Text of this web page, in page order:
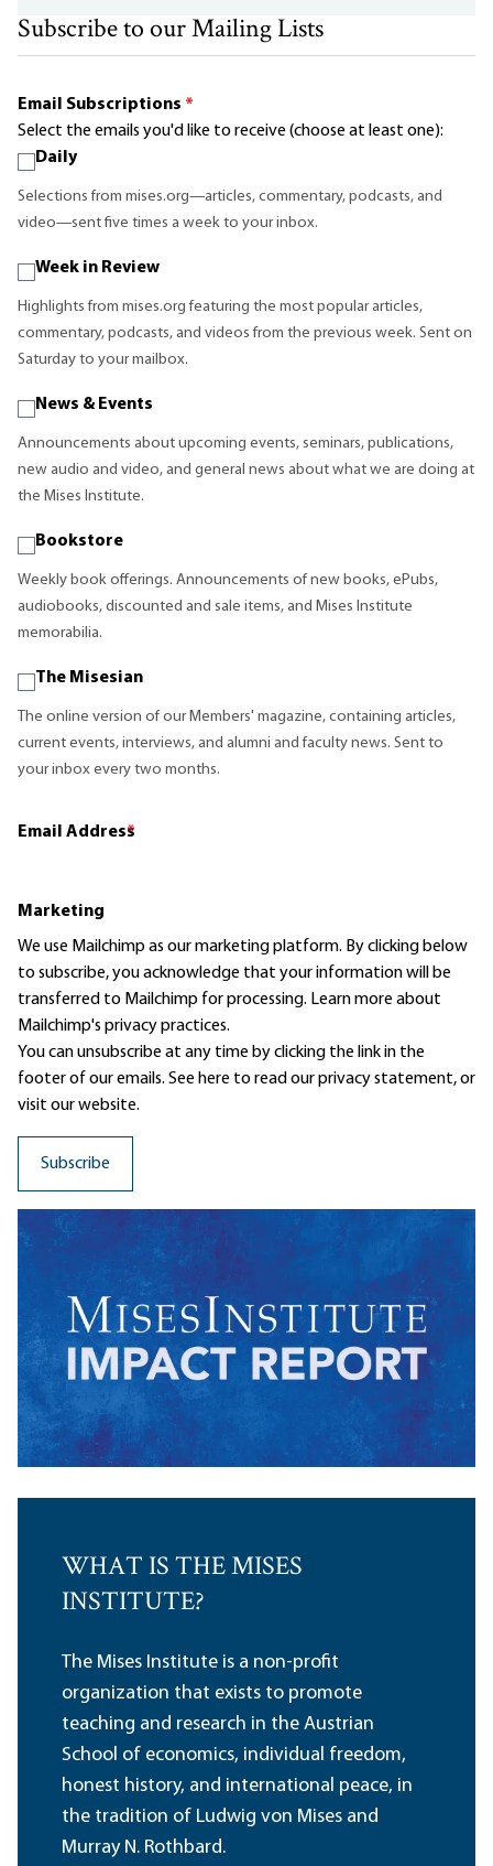
Subscribe to our Mailing Lists
Email Subscriptions *
Select the emails you'd like to receive (choose at least one):
Daily
Selections from mises.org—articles, commentary, podcasts, and
video—sent five times a week to your inbox.
Week in Review
Highlights from mises.org featuring the most popular articles,
commentary, podcasts, and videos from the previous week. Sent on
Saturday to your mailbox.
News & Events
Announcements about upcoming events, seminars, publications,
new audio and video, and general news about what we are doing at
the Mises Institute.
Bookstore
Weekly book offerings. Announcements of new books, ePubs,
audiobooks, discounted and sale items, and Mises Institute
memorabilia.
The Misesian
The online version of our Members' magazine, containing articles,
current events, interviews, and alumni and faculty news. Sent to
your inbox every two months.
Email Address
*
Marketing
We use Mailchimp as our marketing platform. By clicking below
to subscribe, you acknowledge that your information will be
transferred to Mailchimp for processing. Learn moreabout
Mailchimp's privacy practices.
You can unsubscribe at any time by clicking the link in the
footer of our emails. See here to read ourprivacy statement, or
visit our website.
WHAT IS THE MISES
INSTITUTE?
The Mises Institute is a non-profit
organization that exists to promote
teaching and research in the Austrian
School of economics, individual freedom,
honest history, and international peace, in
the tradition of Ludwig von Mises and
Murray N. Rothbard.